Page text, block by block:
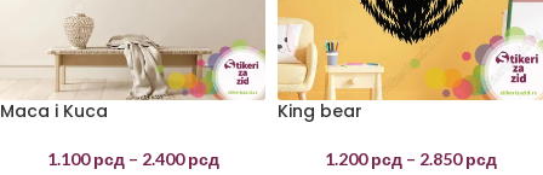
Maca i Kuca
1.100рсд – 2.400рсд
King bear
1.200рсд – 2.850рсд